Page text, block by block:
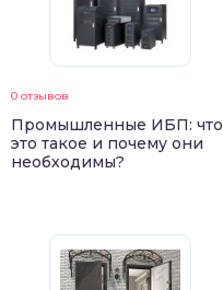
0 отзывов
Промышленные ИБП: что
это такое и почему они
необходимы?